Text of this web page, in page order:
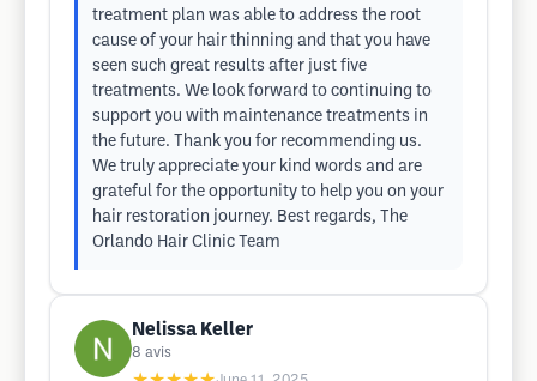
treatment plan was able to address the root
cause of your hair thinning and that you have
seen such great results after just five
treatments. We look forward to continuing to
support you with maintenance treatments in
the future. Thank you for recommending us.
We truly appreciate your kind words and are
grateful for the opportunity to help you on your
hair restoration journey. Best regards, The
Orlando Hair Clinic Team
Nelissa Keller
8 avis